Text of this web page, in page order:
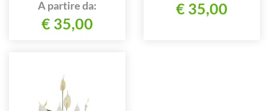
A partire da:
€ 35,00
€ 35,00